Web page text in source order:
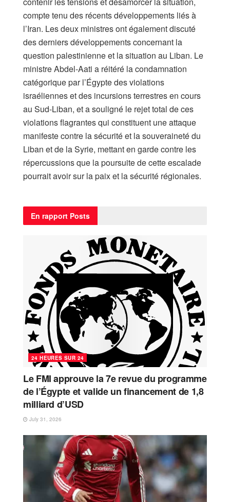
compte tenu des récents développements liés à
l’Iran. Les deux ministres ont également discuté
des derniers développements concernant la
question palestinienne et la situation au Liban. Le
ministre Abdel-Aati a réitéré la condamnation
catégorique par l’Égypte des violations
israéliennes et des incursions terrestres en cours
au Sud-Liban, et a souligné le rejet total de ces
violations flagrantes qui constituent une attaque
manifeste contre la sécurité et la souveraineté du
Liban et de la Syrie, mettant en garde contre les
répercussions que la poursuite de cette escalade
pourrait avoir sur la paix et la sécurité régionales.
En rapport Posts
24 HEURES SUR 24
Le FMI approuve la 7e revue du programme
de l’Égypte et valide un financement de 1,8
milliard d’USD
July 31, 2026